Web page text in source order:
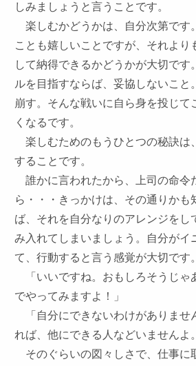
しみましょう と言うことです。
楽しむかどうかは、自分次第です
ことも嬉しいことですが、それより
して納得できるかどうかが大切です
ルを目指すならば、妥協しないこと
崩す。そんな戦いに自ら身を投じて
くなるです。
楽しむためのもうひとつの秘訣は
すること です。
誰かに言われたから、上司の命令
ら・・・きっかけは、その通りかも
ば、それを自分なりのアレンジをし
み入れてしまいましょう。自分がイ
て、行動すると言う感覚が大切です。
「いいですね。おもしろそうじゃ
でやってみますよ！」
「自分にできないわけがありませ
れば、他にできる人などいませんよ
そのぐらいの図々しさで、仕事に